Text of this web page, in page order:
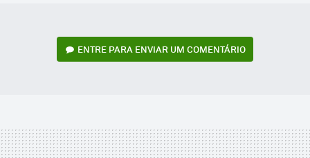
ENTRE PARA ENVIAR UM COMENTÁRIO